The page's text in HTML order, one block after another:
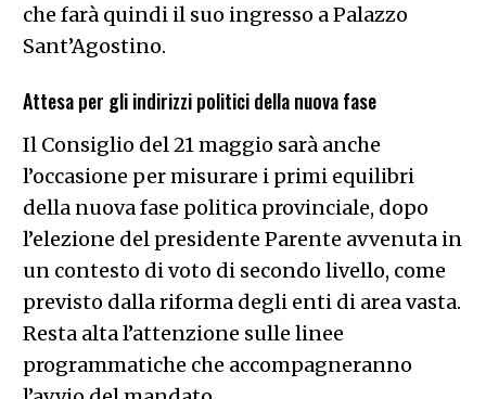
che farà quindi il suo ingresso a Palazzo
Sant’Agostino.
Attesa per gli indirizzi politici della nuova fase
Il Consiglio del 21 maggio sarà anche
l’occasione per misurare i primi equilibri
della nuova fase politica provinciale, dopo
l’elezione del presidente Parente avvenuta in
un contesto di voto di secondo livello, come
previsto dalla riforma degli enti di area vasta.
Resta alta l’attenzione sulle linee
programmatiche che accompagneranno